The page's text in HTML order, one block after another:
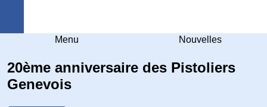
Menu Nouvelles
20ème anniversaire des Pistoliers
Genevois